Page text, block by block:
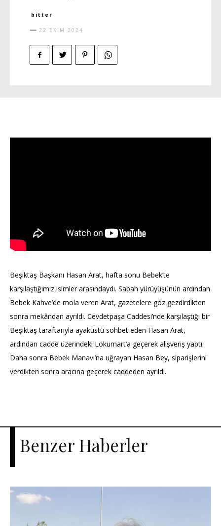
bitter
22 EKIM 2024
Beşiktaş Başkanı Hasan Arat, hafta sonu Bebek’te
karşılaştığımız isimler arasındaydı. Sabah yürüyüşünün ardından
Bebek Kahve’de mola veren Arat, gazetelere göz gezdirdikten
sonra mekândan ayrıldı. Cevdetpaşa Caddesi’nde karşılaştığı bir
Beşiktaş taraftarıyla ayaküstü sohbet eden Hasan Arat,
ardından cadde üzerindeki Lokumart’a geçerek alışveriş yaptı.
Daha sonra Bebek Manavı’na uğrayan Hasan Bey, siparişlerini
verdikten sonra aracına geçerek caddeden ayrıldı.
Benzer Haberler